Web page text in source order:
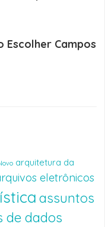
Escolher Campos
arquitetura da
eletrônicos
assuntos
de dados